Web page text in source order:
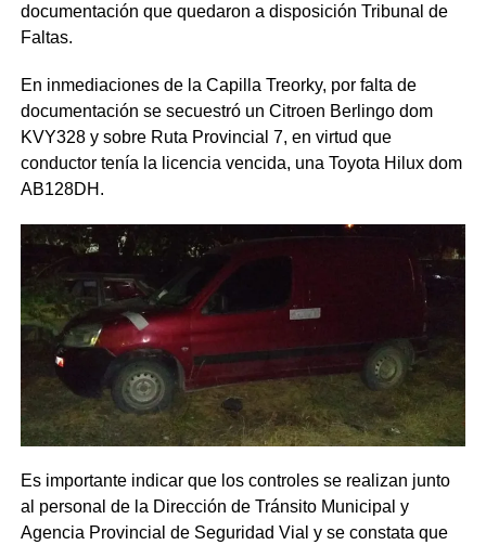
documentación que quedaron a disposición Tribunal de
Faltas.
En inmediaciones de la Capilla Treorky, por falta de
documentación se secuestró un Citroen Berlingo dom
KVY328 y sobre Ruta Provincial 7, en virtud que
conductor tenía la licencia vencida, una Toyota Hilux dom
AB128DH.
Es importante indicar que los controles se realizan junto
al personal de la Dirección de Tránsito Municipal y
Agencia Provincial de Seguridad Vial y se constata que